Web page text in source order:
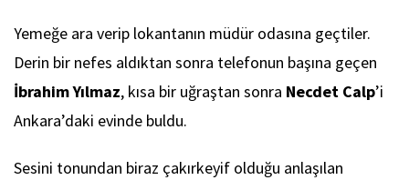
Yemeğe ara verip lokantanın müdür odasına geçtiler.
Derin bir nefes aldıktan sonra telefonun başına geçen
İbrahim Yılmaz, kısa bir uğraştan sonra Necdet Calp’i
Ankara’daki evinde buldu.
Sesini tonundan biraz çakırkeyif olduğu anlaşılan